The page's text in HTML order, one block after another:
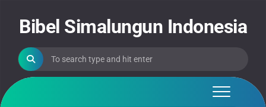
contentBibel Simalungun Indonesia